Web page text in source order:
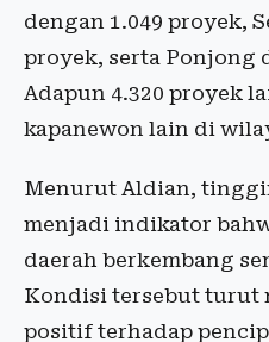
dengan 1.049 proyek,
proyek, serta Ponjong
Adapun 4.320 proyek
kapanewon lain di
Menurut Aldian,
menjadi indikator
daerah berkembang
Kondisi tersebut turut
positif terhadap